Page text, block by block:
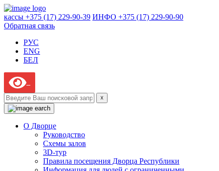
кассы +375 (17) 229-90-39 ИНФО +375 (17) 229-90-90
Обратная связь
РУС
ENG
БЕЛ
☓
О Дворце
Руководство
Схемы залов
3D-тур
Правила посещения Дворца Республики